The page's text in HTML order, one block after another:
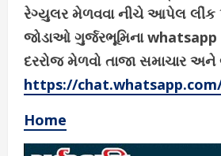
રેગ્યુલર મેળવવા નીચે આપેલ લીંક
જોડાઓ ગુર્જરભૂમિના
દરરોજ મેળવો તાજા સમાચાર
https://
Home